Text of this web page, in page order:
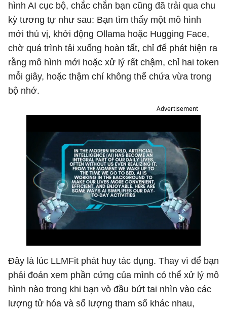
hình AI cục bộ, chắc chắn bạn cũng đã trải qua chu
kỳ tương tự như sau: Bạn tìm thấy một mô hình
mới thú vị, khởi động Ollama hoặc Hugging Face,
chờ quá trình tải xuống hoàn tất, chỉ để phát hiện ra
rằng mô hình mới hoặc xử lý rất chậm, chỉ hai token
mỗi giây, hoặc thậm chí không thể chứa vừa trong
bộ nhớ.
Advertisement
Đây là lúc LLMFit phát huy tác dụng. Thay vì để bạn
phải đoán xem phần cứng của mình có thể xử lý mô
hình nào trong khi bạn vò đầu bứt tai nhìn vào các
lượng tử hóa và số lượng tham số khác nhau,